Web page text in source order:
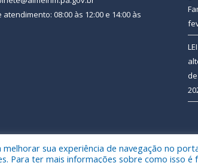
08:00 às 12:00 e 14:00 às
reservados a Prefeitura Municipal de Almeirim.
melhorar sua experiência de navegação no
Para ter mais informações sobre como isso é